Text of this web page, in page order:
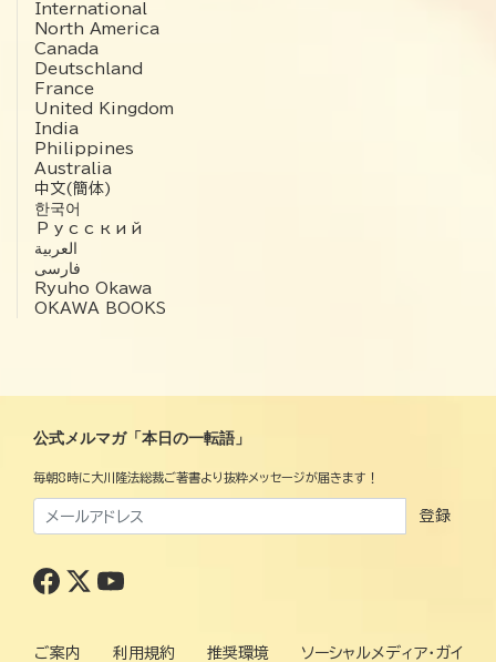
International
North America
Canada
Deutschland
France
United Kingdom
India
Philippines
Australia
中文(簡体)
한국어
Русский
العربية‏
فارسی
Ryuho Okawa
OKAWA BOOKS
公式メルマガ「本日の一転語」
毎朝8時に大川隆法総裁ご著書より抜粋メッセージが届きます！
登録
ご案内 利用規約 推奨環境 ソーシャルメディア・ガイ